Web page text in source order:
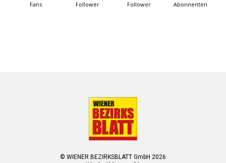
Fans Follower Follower Abonnenten
© WIENER BEZIRKSBLATT GmbH 2026